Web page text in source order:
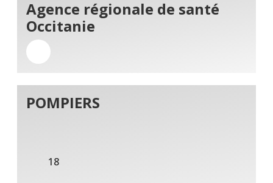
Agence régionale de santé
Occitanie
POMPIERS
18